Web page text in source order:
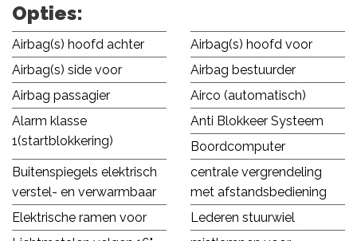
Opties:
Airbag(s) hoofd achter
Airbag(s) hoofd voor
Airbag(s) side voor
Airbag bestuurder
Airbag passagier
Airco (automatisch)
Alarm klasse
1(startblokkering)
Anti Blokkeer Systeem
Boordcomputer
Buitenspiegels elektrisch
verstel- en verwarmbaar
centrale vergrendeling
met afstandsbediening
Elektrische ramen voor
Lederen stuurwiel